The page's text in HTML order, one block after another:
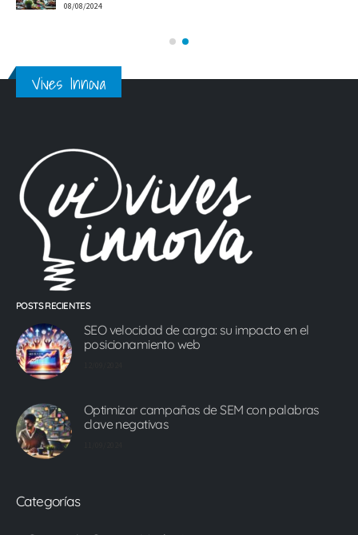
08/08/2024
Vives Innova
POSTS RECIENTES
SEO velocidad de carga: su impacto en el
posicionamiento web
Optimizar campañas de SEM con palabras
clave negativas
Categorías